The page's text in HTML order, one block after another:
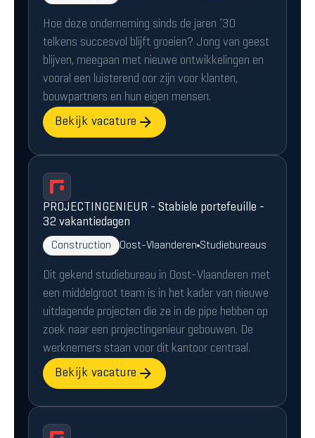
Hoe deze onderneming sinds de jaren ’30
telkens succesvol blijft groeien? Jong van geest
blijven, meegaan met nieuwe ontwikkelingen en
vooral een luisterend oor zijn voor klanten,
bouwpartners en hun eigen mensen.
Bekijk vacature
PROJECTINGENIEUR - Stabiele portefeuille -
32 vakantiedagen
Construction Oost-Vlaanderen Studiebureaus
Dit gekend studiebureau in Oost-Vlaanderen met
een middelgroot team is in het kader van nieuwe
uitdagende projecten die ze in de pipe hebben op
zoek naar een projectingenieur gebouwen. De
werknemers staan voor dit kantoor centraal.
Bekijk vacature